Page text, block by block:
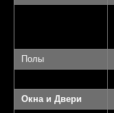
Полы
Окна и Двери